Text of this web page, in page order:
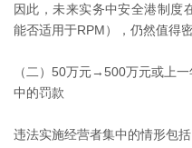
因此，未来实务中安全港制度
能否适用于RPM），仍然值得密
（二）50万元→500万元或上
中的罚款
违法实施经营者集中的情形包括